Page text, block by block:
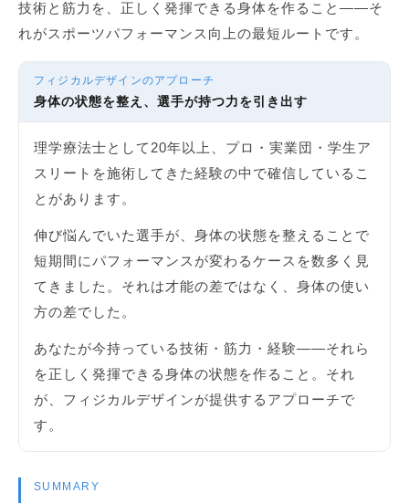
技術と筋力を、正しく発揮できる身体を作ること——そ
れがスポーツパフォーマンス向上の最短ルートです。
フィジカルデザインのアプローチ
身体の状態を整え、選手が持つ力を引き出す
理学療法士として20年以上、プロ・実業団・学生ア
スリートを施術してきた経験の中で確信しているこ
とがあります。
伸び悩んでいた選手が、身体の状態を整えることで
短期間にパフォーマンスが変わるケースを数多く見
てきました。それは才能の差ではなく、身体の使い
方の差でした。
あなたが今持っている技術・筋力・経験——それら
を正しく発揮できる身体の状態を作ること。それ
が、フィジカルデザインが提供するアプローチで
す。
SUMMARY